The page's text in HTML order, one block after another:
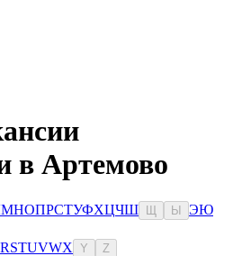
в Артемово
МНОПРСТУФХЦЧШ Ы ЭЮ
RSTUVWX Y Z